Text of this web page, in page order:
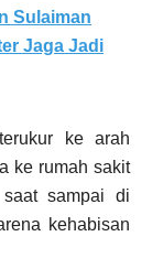
Sulaiman
Jaga Jadi
ke arah
ke rumah sakit
saat sampai di
kehabisan